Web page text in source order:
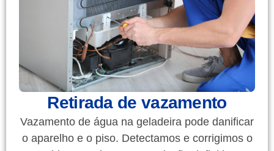
Retirada de vazamento
Vazamento de água na geladeira pode danificar
o aparelho e o piso. Detectamos e corrigimos o